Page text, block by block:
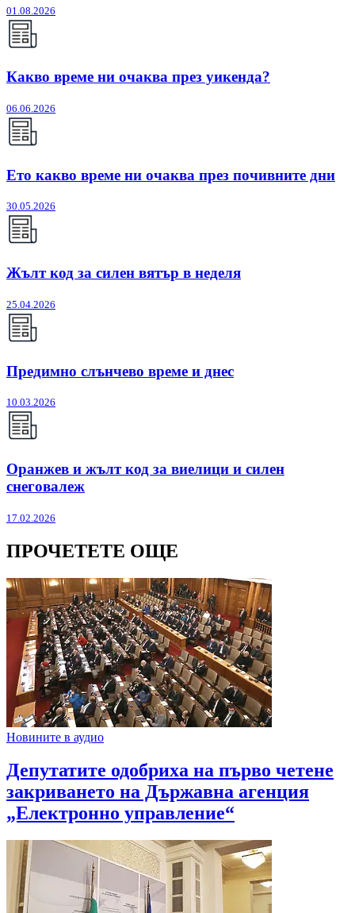
01.08.2026
Какво време ни очаква през уикенда?
06.06.2026
Ето какво време ни очаква през почивните дни
30.05.2026
Жълт код за силен вятър в неделя
25.04.2026
Предимно слънчево време и днес
10.03.2026
Оранжев и жълт код за виелици и силен
снеговалеж
17.02.2026
ПРОЧЕТЕТЕ ОЩЕ
Новините в аудио
Депутатите одобриха на първо четене
закриването на Държавна агенция
„Електронно управление“